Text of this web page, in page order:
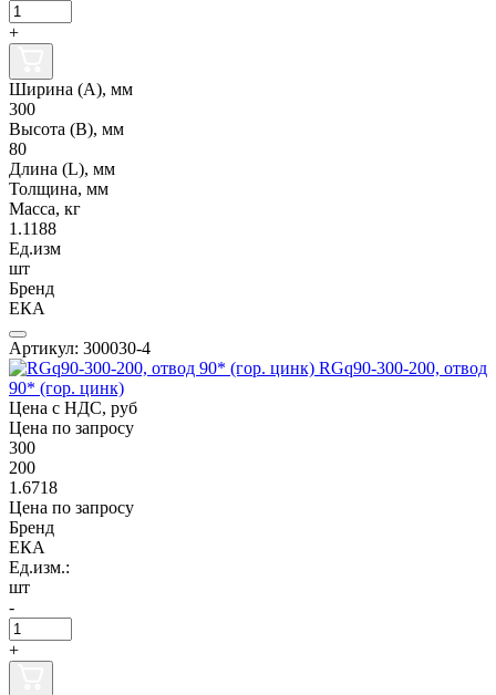
+
Ширина (А), мм
300
Высота (В), мм
80
Длина (L), мм
Толщина, мм
Масса, кг
1.1188
Ед.изм
шт
Бренд
ЕКА
Артикул: 300030-4
RGq90-300-200, отвод
90* (гор. цинк)
Цена с НДС, руб
Цена по запросу
300
200
1.6718
Цена по запросу
Бренд
ЕКА
Ед.изм.:
шт
-
+